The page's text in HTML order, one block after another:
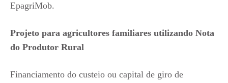
EpagriMob.
Projeto para agricultores familiares utilizando Nota
do Produtor Rural
Financiamento do custeio ou capital de giro de